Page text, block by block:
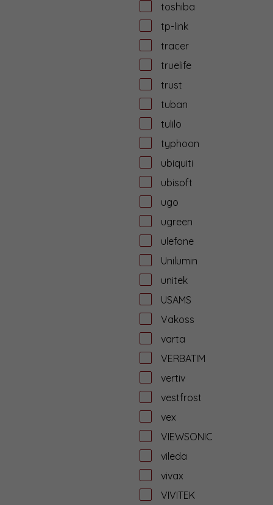
toshiba
tp-link
tracer
truelife
trust
tuban
tulilo
typhoon
ubiquiti
ubisoft
ugo
ugreen
ulefone
Unilumin
unitek
USAMS
Vakoss
varta
VERBATIM
vertiv
vestfrost
vex
VIEWSONIC
vileda
vivax
VIVITEK